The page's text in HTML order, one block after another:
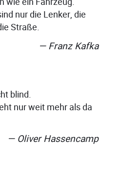
nur die Lenker, die
Straße.
Franz Kafka
blind.
nur weit mehr als da
Oliver Hassencamp